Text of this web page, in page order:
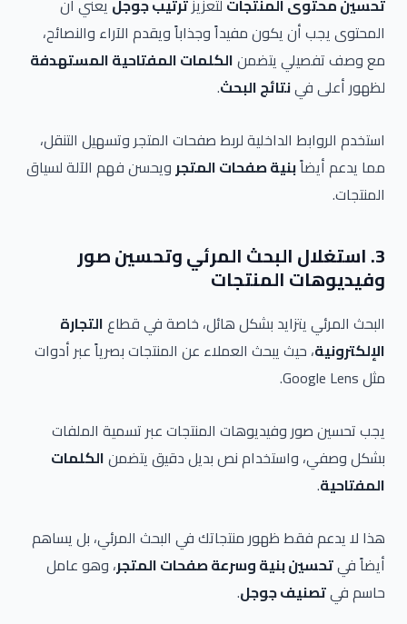
تحسين محتوى المنتجات لتعزيزترتيب جوجل يعني أن
المحتوى يجب أن يكون مفيداً وجذاباً ويقدم الآراء والنصائح،
مع وصف تفصيلي يتضمنالكلمات المفتاحية المستهدفة
لظهور أعلى فينتائج البحث.
استخدم الروابط الداخلية لربط صفحات المتجر وتسهيل التنقل،
مما يدعم أيضاًبنية صفحات المتجرويحسن فهم الآلة لسياق
المنتجات.
3. استغلال البحث المرئي وتحسين صور
وفيديوهات المنتجات
البحث المرئي يتزايد بشكل هائل، خاصة في قطاعالتجارة
الإلكترونية، حيث يبحث العملاء عن المنتجات بصرياً عبر أدوات
مثل Google Lens.
يجب تحسين صور وفيديوهات المنتجات عبر تسمية الملفات
بشكل وصفي، واستخدام نص بديل دقيق يتضمنالكلمات
المفتاحية.
هذا لا يدعم فقط ظهور منتجاتك في البحث المرئي، بل يساهم
أيضاً فيتحسين بنية وسرعة صفحات المتجر، وهو عامل
حاسم فيتصنيف جوجل.